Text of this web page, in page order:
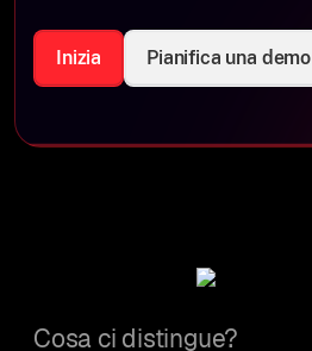
Inizia Pianifica una demo
Cosa ci distingue?